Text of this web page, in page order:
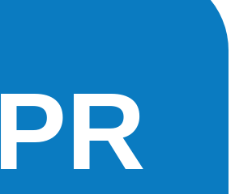
PR